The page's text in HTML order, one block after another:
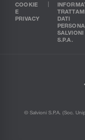
COOKIE
E
PRIVACY
DATI
SALVIONI
S.P.A.
© Salvioni S.P.A. (soc.